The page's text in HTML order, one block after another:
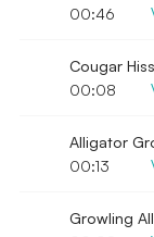
00:46
00:08
Alligator
00:13
Growling